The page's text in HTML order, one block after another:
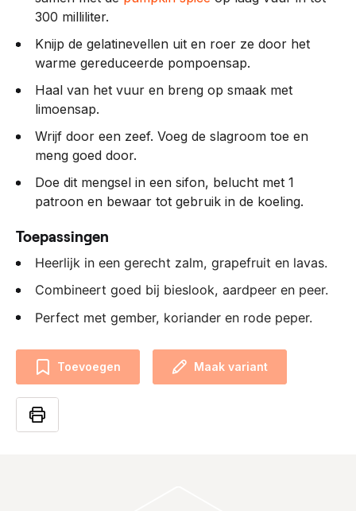
300 milliliter.
Knijp de gelatinevellen uit en roer ze door het
warme gereduceerde pompoensap.
Haal van het vuur en breng op smaak met
limoensap.
Wrijf door een zeef. Voeg de slagroom toe en
meng goed door.
Doe dit mengsel in een sifon, belucht met 1
patroon en bewaar tot gebruik in de koeling.
Toepassingen
Heerlijk in een gerecht zalm, grapefruit en lavas.
Combineert goed bij bieslook, aardpeer en peer.
Perfect met gember, koriander en rode peper.
Toevoegen Maak variant